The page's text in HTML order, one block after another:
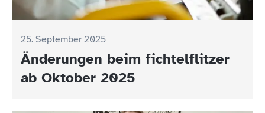
25. September 2025
Änderungen beim fichtelflitzer
ab Oktober 2025